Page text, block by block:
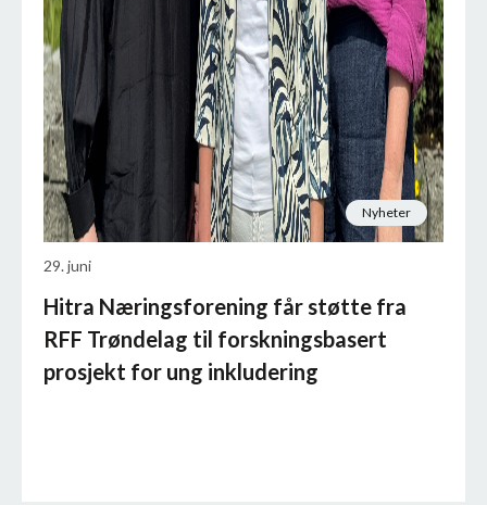
Nyheter
29. juni
Hitra Næringsforening får støtte fra
RFF Trøndelag til forskningsbasert
prosjekt for ung inkludering